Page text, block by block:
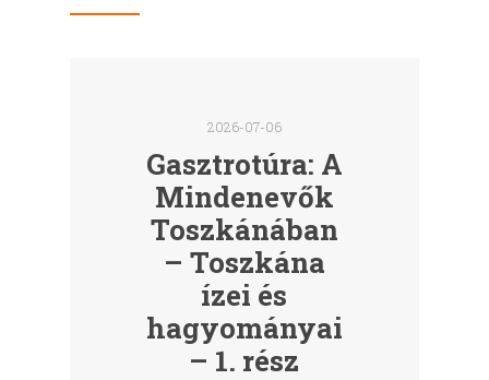
2026-07-06
Gasztrotúra: A
Mindenevők
Toszkánában
– Toszkána
ízei és
hagyományai
– 1. rész